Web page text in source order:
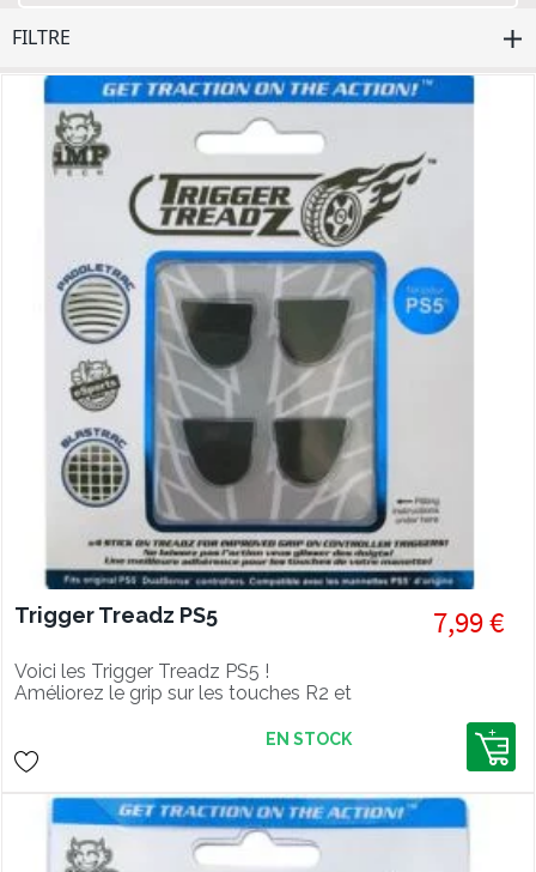
FILTRE
Trigger Treadz PS5
Voici les Trigger Treadz PS5 !
Améliorez le grip sur les touches R2 et
triggers collants ! Fini les glissements
de doigts sur les gâchettes lors de vos
games !
7,99 €
EN STOCK